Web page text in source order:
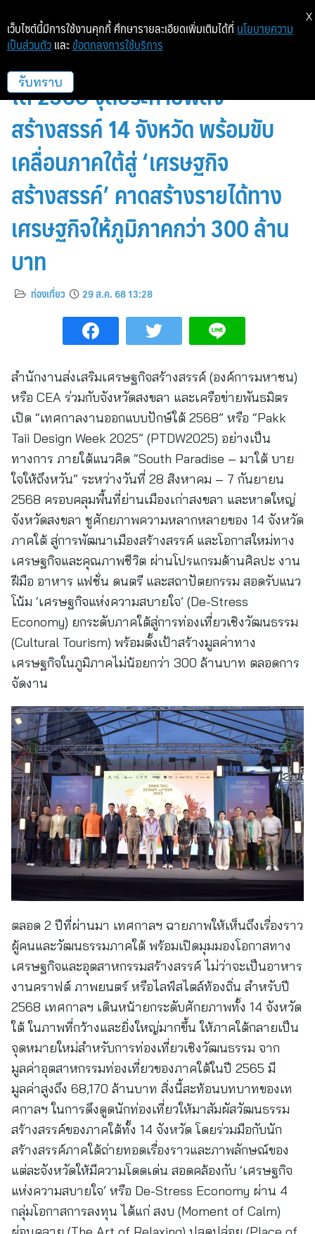
CEA เปิดเทศกาลงานออกแบบปักษ์
ใต้ 2568 จุดประกายพลัง
สร้างสรรค์ 14 จังหวัด พร้อมขับ
เคลื่อนภาคใต้สู่ ‘เศรษฐกิจ
สร้างสรรค์’ คาดสร้างรายได้ทาง
เศรษฐกิจให้ภูมิภาคกว่า 300 ล้าน
บาท
ท่องเที่ยว 29 ส.ค. 68 13:28
สำนักงานส่งเสริมเศรษฐกิจสร้างสรรค์ (องค์การมหาชน)
หรือ CEA ร่วมกับจังหวัดสงขลา และเครือข่ายพันธมิตร
เปิด “เทศกาลงานออกแบบปักษ์ใต้ 2568” หรือ “Pakk
Taii Design Week 2025” (PTDW2025) อย่างเป็น
ทางการ ภายใต้แนวคิด “South Paradise – มาใต้ บาย
ใจให้ถึงหวัน” ระหว่างวันที่ 28 สิงหาคม – 7 กันยายน
2568 ครอบคลุมพื้นที่ย่านเมืองเก่าสงขลา และหาดใหญ่
จังหวัดสงขลา ชูศักยภาพความหลากหลายของ 14 จังหวัด
ภาคใต้ สู่การพัฒนาเมืองสร้างสรรค์ และโอกาสใหม่ทาง
เศรษฐกิจและคุณภาพชีวิต ผ่านโปรแกรมด้านศิลปะ งาน
ฝีมือ อาหาร แฟชั่น ดนตรี และสถาปัตยกรรม สอดรับแนว
โน้ม ‘เศรษฐกิจแห่งความสบายใจ’ (De-Stress
Economy) ยกระดับภาคใต้สู่การท่องเที่ยวเชิงวัฒนธรรม
(Cultural Tourism) พร้อมตั้งเป้าสร้างมูลค่าทาง
เศรษฐกิจในภูมิภาคไม่น้อยกว่า 300 ล้านบาท ตลอดการ
จัดงาน
ตลอด 2 ปีที่ผ่านมา เทศกาลฯ ฉายภาพให้เห็นถึงเรื่องราว
ผู้คนและวัฒนธรรมภาคใต้ พร้อมเปิดมุมมองโอกาสทาง
เศรษฐกิจและอุตสาหกรรมสร้างสรรค์ ไม่ว่าจะเป็นอาหาร
งานคราฟต์ ภาพยนตร์ หรือไลฟ์สไตล์ท้องถิ่น สำหรับปี
2568 เทศกาลฯ เดินหน้ายกระดับศักยภาพทั้ง 14 จังหวัด
ใต้ ในภาพที่กว้างและยิ่งใหญ่มากขึ้น ให้ภาคใต้กลายเป็น
จุดหมายใหม่สำหรับการท่องเที่ยวเชิงวัฒนธรรม จาก
มูลค่าอุตสาหกรรมท่องเที่ยวของภาคใต้ในปี 2565 มี
มูลค่าสูงถึง 68,170 ล้านบาท สิ่งนี้สะท้อนบทบาทของเท
ศกาลฯ ในการดึงดูดนักท่องเที่ยวให้มาสัมผัสวัฒนธรรม
สร้างสรรค์ของภาคใต้ทั้ง 14 จังหวัด โดยร่วมมือกับนัก
สร้างสรรค์ภาคใต้ถ่ายทอดเรื่องราวและภาพลักษณ์ของ
แต่ละจังหวัดให้มีความโดดเด่น สอดคล้องกับ ‘เศรษฐกิจ
แห่งความสบายใจ’ หรือ De-Stress Economy ผ่าน 4
กลุ่มโอกาสการลงทุน ได้แก่ สงบ (Moment of Calm)
เว็บไซต์นี้มีการใช้งานคุกกี้ ศึกษารายละเอียดเพิ่มเติมได้ที่ นโยบายความ
เป็นส่วนตัว และ ข้อตกลงการใช้บริการ
รับทราบ
X